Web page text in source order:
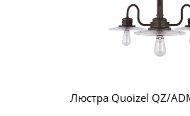
Люстра Quoizel QZ/